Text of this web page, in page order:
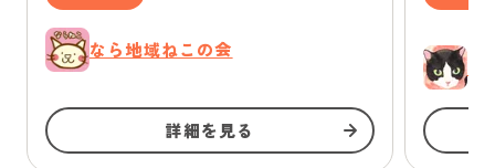
なら地域ねこの会
詳細を見る
ゆ